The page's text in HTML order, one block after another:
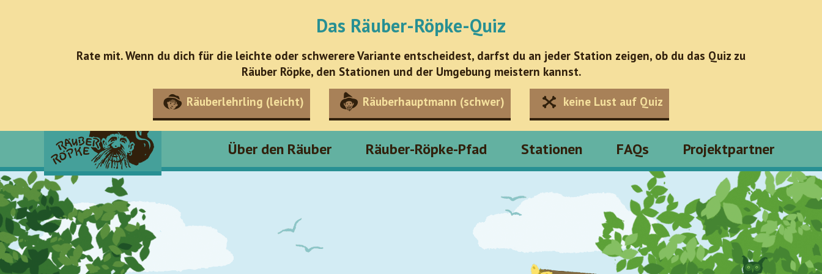
Das Räuber-Röpke-Quiz
Rate mit. Wenn du dich für die leichte oder schwerere Variante entscheidest, darfst du an jeder Station zeigen, ob du das Quiz zu
Räuber Röpke, den Stationen und der Umgebung meistern kannst.
Räuberlehrling (leicht) Räuberhauptmann (schwer) keine Lust auf Quiz
Über den Räuber Räuber-Röpke-Pfad Stationen FAQs Projektpartner